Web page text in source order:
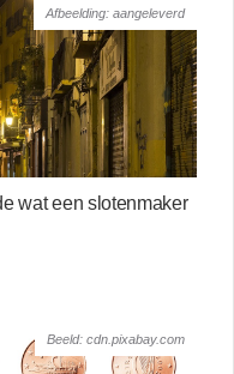
Afbeelding: aangeleverd
wat een slotenmaker
Beeld: cdn.pixabay.com